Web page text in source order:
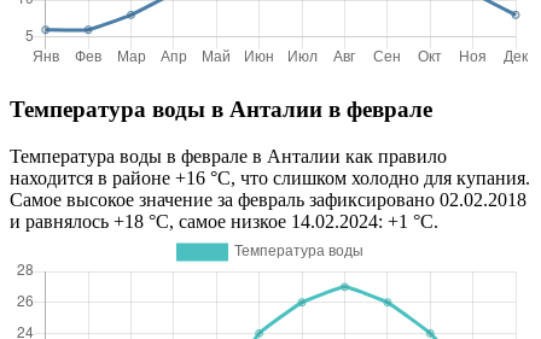
Температура воды в Анталии в феврале
Температура воды в феврале в Анталии как правило
находится в районе +16 °C, что слишком холодно для купания.
Самое высокое значение за февраль зафиксировано 02.02.2018
и равнялось +18 °C, самое низкое 14.02.2024: +1 °C.